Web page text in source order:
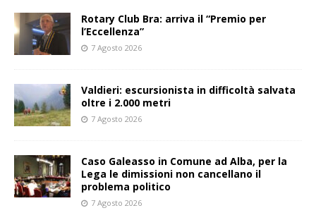
Rotary Club Bra: arriva il “Premio per
l’Eccellenza”
7 Agosto 2026
Valdieri: escursionista in difficoltà salvata
oltre i 2.000 metri
7 Agosto 2026
Caso Galeasso in Comune ad Alba, per la
Lega le dimissioni non cancellano il
problema politico
7 Agosto 2026